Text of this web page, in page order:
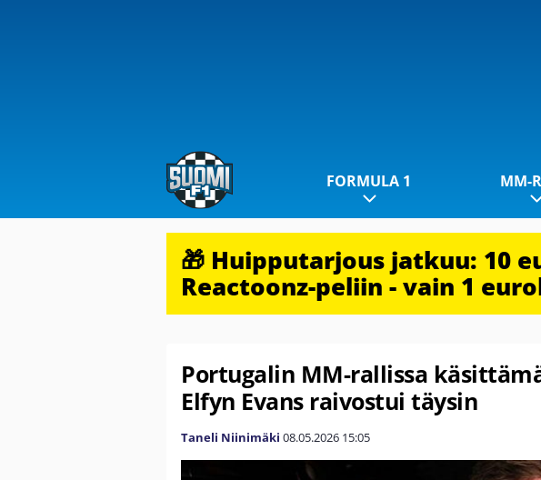
FORMULA 1 MM-
🎁 Huipputarjous jatkuu: 10
Reactoonz-peliin - vain 1
Portugalin MM-rallissa
Elfyn Evans raivostui täysin
Taneli Niinimäki 08.05.2026 15:05